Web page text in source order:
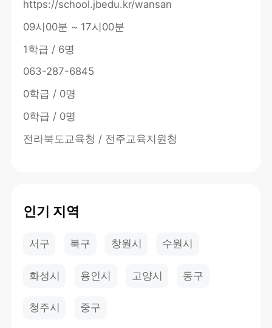
https://school.jbedu.kr/wansan
09시00분 ~ 17시00분
1학급 / 6명
063-287-6845
0학급 / 0명
0학급 / 0명
전라북도교육청 / 전주교육지원청
인기 지역
서구 북구 창원시 수원시
화성시 용인시 고양시 동구
청주시 중구